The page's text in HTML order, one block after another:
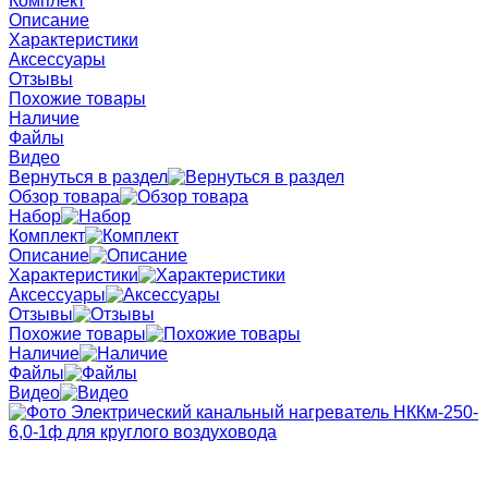
Описание
Характеристики
Аксессуары
Отзывы
Похожие товары
Наличие
Файлы
Видео
Вернуться в раздел
Обзор товара
Набор
Комплект
Описание
Характеристики
Аксессуары
Отзывы
Похожие товары
Наличие
Файлы
Видео